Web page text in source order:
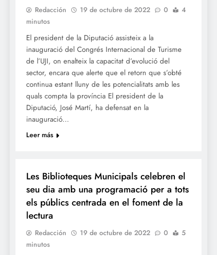
Redacción 19 de octubre de 2022 0
4
minutos
El president de la Diputació assisteix a la
inauguració del Congrés Internacional de Turisme
de l’UJI, on enalteix la capacitat d’evolució del
sector, encara que alerte que el retorn que s’obté
continua estant lluny de les potencialitats amb les
quals compta la província El president de la
Diputació, José Martí, ha defensat en la
inauguració…
Leer más
Les Biblioteques Municipals celebren el
seu dia amb una programació per a tots
els públics centrada en el foment de la
lectura
Redacción 19 de octubre de 2022 0
5
minutos